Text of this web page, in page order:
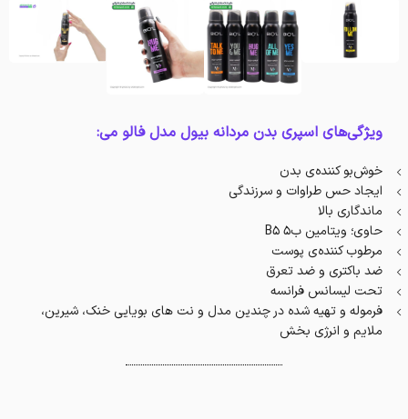
ویژگی‌های اسپری بدن مردانه بیول مدل فالو می:
خوش‌بو کننده‌ی بدن
ایجاد حس طراوات و سرزندگی
ماندگاری بالا
حاوی؛ ویتامین ب۵ B5
مرطوب کننده‌ی پوست
ضد باکتری و ضد تعرق
تحت لیسانس فرانسه
فرموله و تهیه شده در چندین مدل و نت های بویایی خنک، شیرین،
ملایم و انرژی بخش